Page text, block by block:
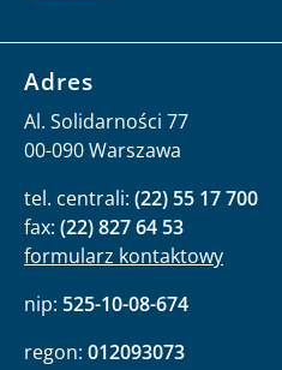
Adres
Al. Solidarności 77
00-090 Warszawa
tel. centrali: (22) 55 17 700
fax: (22) 827 64 53
formularz kontaktowy
nip: 525-10-08-674
regon: 012093073